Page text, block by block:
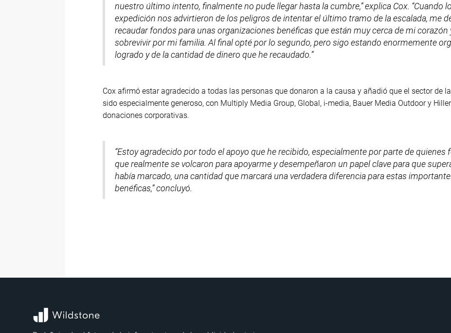
nuestro último intento, finalmente no pude llegar hasta la cumbre,” explica Cox. “Cuando
expedición nos advirtieron de los peligros de intentar el último tramo de la escalada, me
recaudar fondos para unas organizaciones benéficas que están muy cerca de mi corazón
sobrevivir por mi familia. Al final opté por lo segundo, pero sigo estando enormemente
logrado y de la cantidad de dinero que he recaudado.”
Cox afirmó estar agradecido a todas las personas que donaron a la causa y añadió que el sector de
sido especialmente generoso, con Multiply Media Group, Global, i-media, Bauer Media Outdoor y
donaciones corporativas.
“Estoy agradecido por todo el apoyo que he recibido, especialmente por parte de quienes
que realmente se volcaron para apoyarme y desempeñaron un papel clave para que
había marcado, una cantidad que marcará una verdadera diferencia para estas
benéficas,” concluyó.